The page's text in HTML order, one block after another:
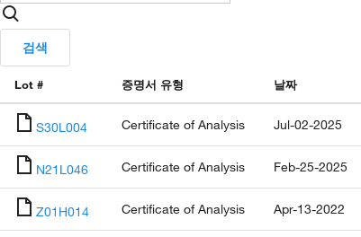
검색
Lot # 증명서 유형 날짜
S30L004 Certificate of Analysis Jul-02-2025
N21L046 Certificate of Analysis Feb-25-2025
Z01H014 Certificate of Analysis Apr-13-2022